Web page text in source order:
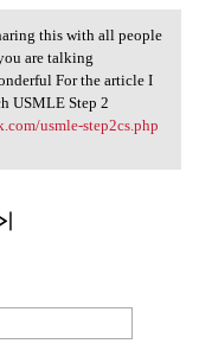
sharing
this with all people
are talking
For the article I
USMLE Step 2
usmle-step2cs.php